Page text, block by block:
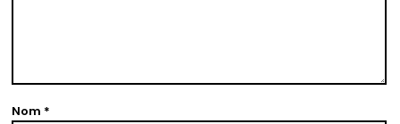
Nom *